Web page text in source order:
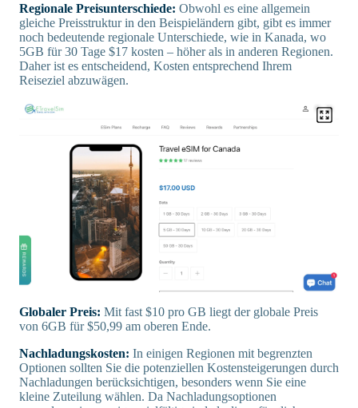
Regionale Preisunterschiede: Obwohl es eine allgemein
gleiche Preisstruktur in den Beispieländern gibt, gibt es immer
noch bedeutende regionale Unterschiede, wie in Kanada, wo
5GB für 30 Tage $17 kosten – höher als in anderen Regionen.
Daher ist es entscheidend, Kosten entsprechend Ihrem
Reiseziel abzuwägen.
Globaler Preis: Mit fast $10 pro GB liegt der globale Preis
von 6GB für $50,99 am oberen Ende.
Nachladungskosten: In einigen Regionen mit begrenzten
Optionen sollten Sie die potenziellen Kostensteigerungen durch
Nachladungen berücksichtigen, besonders wenn Sie eine
kleine Zuteilung wählen. Da Nachladungsoptionen